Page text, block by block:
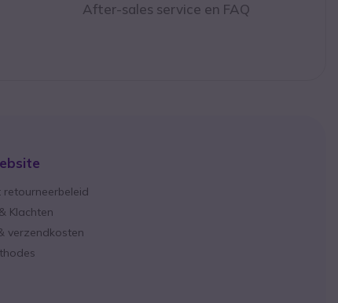
After-sales service en FAQ
retourneerbeleid
Klachten
verzendkosten